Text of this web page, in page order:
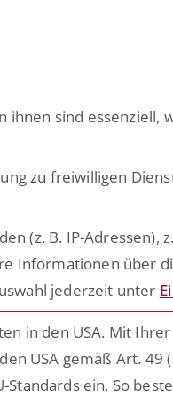
Tech
ihnen sind essenziell,
zu freiwilligen
(z. B. IP-Adressen),
Informationen über
jederzeit unter
in den USA. Mit
USA gemäß Art. 49
ein. So